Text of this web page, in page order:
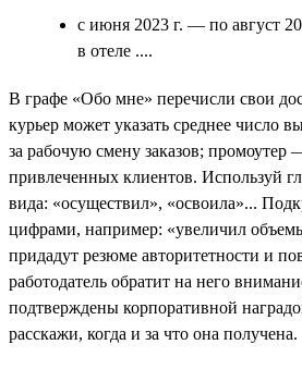
с июня 2023 г. — по август
в отеле ....
В графе «Обо мне» перечисли свои
курьер может указать среднее число
за рабочую смену заказов; промоутер
привлеченных клиентов. Используй
вида: «осуществил», «освоила»...
цифрами, например: «увеличил
придадут резюме авторитетности и
работодатель обратит на него
подтверждены корпоративной
расскажи, когда и за что она получена.